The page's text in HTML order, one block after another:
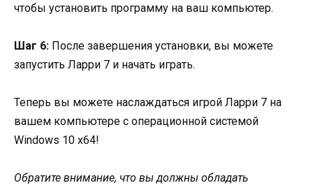
чтобы установить программу на ваш компьютер.
Шаг 6: После завершения установки, вы можете
запустить Ларри 7 и начать играть.
Теперь вы можете наслаждаться игрой Ларри 7 на
вашем компьютере с операционной системой
Windows 10 x64!
Обратите внимание, что вы должны обладать